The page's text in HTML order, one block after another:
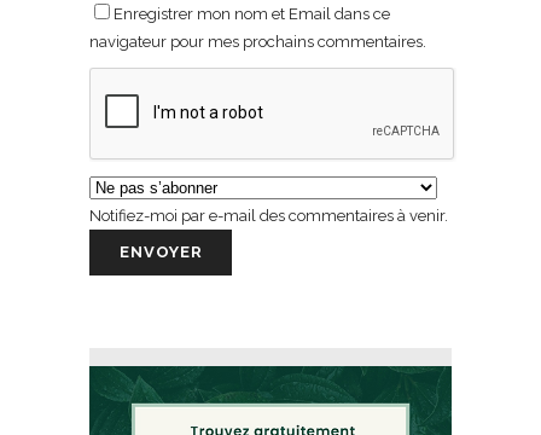
Enregistrer mon nom et Email dans ce
navigateur pour mes prochains commentaires.
Notifiez-moi par e-mail des commentaires à venir.